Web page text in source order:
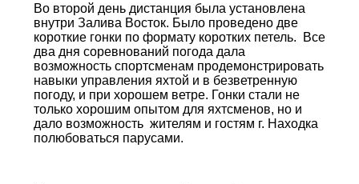
Во второй день дистанция была установлена
внутри Залива Восток. Было проведено две
короткие гонки по формату коротких петель. Все
два дня соревнований погода дала
возможность спортсменам продемонстрировать
навыки управления яхтой и в безветренную
погоду, и при хорошем ветре. Гонки стали не
только хорошим опытом для яхтсменов, но и
дало возможность жителям и гостям г. Находка
полюбоваться парусами.